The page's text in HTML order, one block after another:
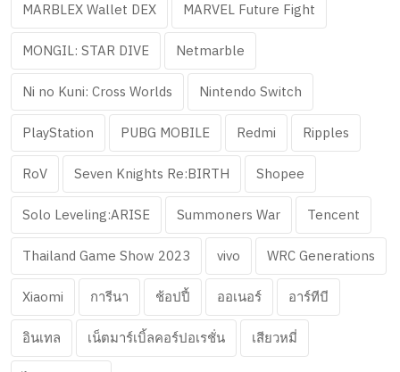
MARBLEX Wallet DEX MARVEL Future Fight
MONGIL: STAR DIVE Netmarble
Ni no Kuni: Cross Worlds Nintendo Switch
PlayStation PUBG MOBILE Redmi Ripples
RoV Seven Knights Re:BIRTH Shopee
Solo Leveling:ARISE Summoners War Tencent
Thailand Game Show 2023 vivo WRC Generations
Xiaomi การีนา ช้อปปี้ ออเนอร์ อาร์ทีบี
อินเทล เน็ตมาร์เบิ้ลคอร์ปอเรชั่น เสียวหมี่